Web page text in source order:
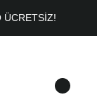
ÜCRETSİZ!